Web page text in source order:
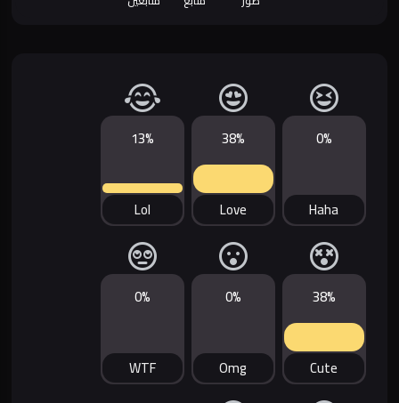
0%
Haha
38%
Love
13%
Lol
38%
Cute
0%
Omg
0%
WTF